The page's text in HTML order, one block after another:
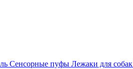
Сенсорные пуфы Лежаки для собак